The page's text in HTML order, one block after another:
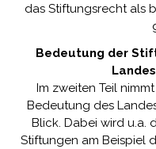
das Stiftungsrecht als
Bedeutung der
Im zweiten Teil
Bedeutung des
Blick. Dabei wird u.a.
Stiftungen am Beispiel